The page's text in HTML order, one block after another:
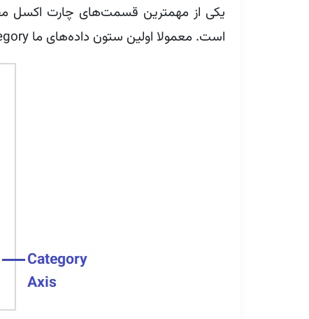
است. معمولا اولین ستون داده‌های ما Category‌ خواهند شد.